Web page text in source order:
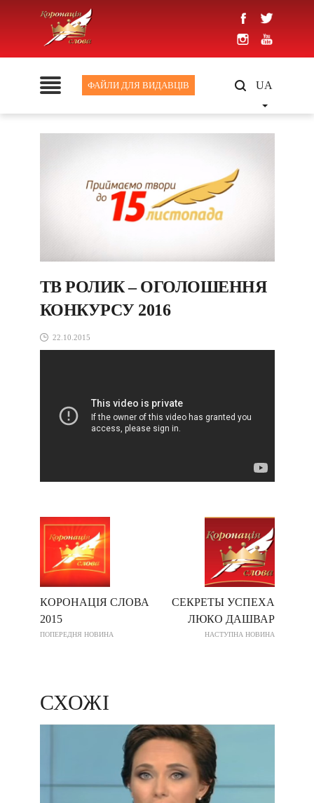
ФАЙЛИ ДЛЯ ВИДАВЦІВ UA
ТВ РОЛИК – ОГОЛОШЕННЯ
КОНКУРСУ 2016
22.10.2015
КОРОНАЦІЯ СЛОВА
2015
ПОПЕРЕДНЯ НОВИНА
СЕКРЕТЫ УСПЕХА
ЛЮКО ДАШВАР
НАСТУПНА НОВИНА
СХОЖІ